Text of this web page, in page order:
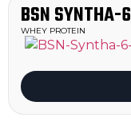
BSN SYNTHA-6
WHEY PROTEIN